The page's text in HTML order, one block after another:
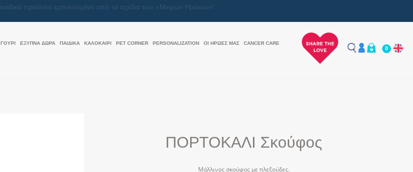
Μαζί, κάνουμε κάθε δώρο μια πράξη αγάπης
ΓΟΥΡΙ ΕΞΥΠΝΑ ΔΩΡΑ ΠΑΙΔΙΚΑ ΚΑΛΟΚΑΊΡΙ PET CORNER PERSONALIZATION ΟΙ ΗΡΩΕΣ ΜΑΣ CANCER CARE
0
ΠΟΡΤΟΚΑΛΙ Σκούφος
Μάλλινος σκούφος με πλεξούδες.